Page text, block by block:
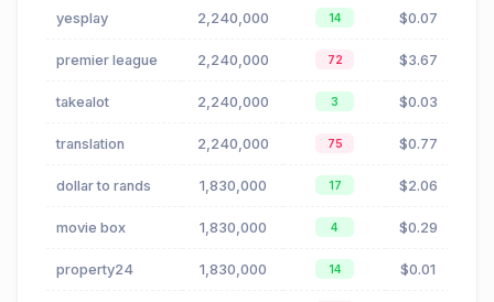
yesplay 2,240,000 14 $0.07
premier league 2,240,000 72 $3.67
takealot 2,240,000 3 $0.03
translation 2,240,000 75 $0.77
dollar to rands 1,830,000 17 $2.06
movie box 1,830,000 4 $0.29
property24 1,830,000 14 $0.01